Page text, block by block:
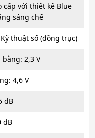
cấp với thiết kế Blue
sáng chế
thuật số (đồng trục)
2,3 V
4,6 V
dB
dB